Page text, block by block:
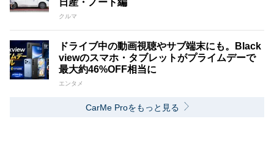
クルマ
ドライブ中の動画視聴やサブ端末にも。Black
viewのスマホ・タブレットがプライムデーで
最大約46%OFF相当に
エンタメ
CarMe Proをもっと見る